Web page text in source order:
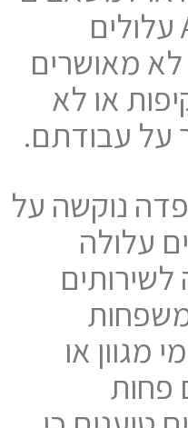
להעברת ה-ADOS עלולים
מאושרים
או לא
על עבודתם.
נוקשה על
עלולה
מגוון או
פחות